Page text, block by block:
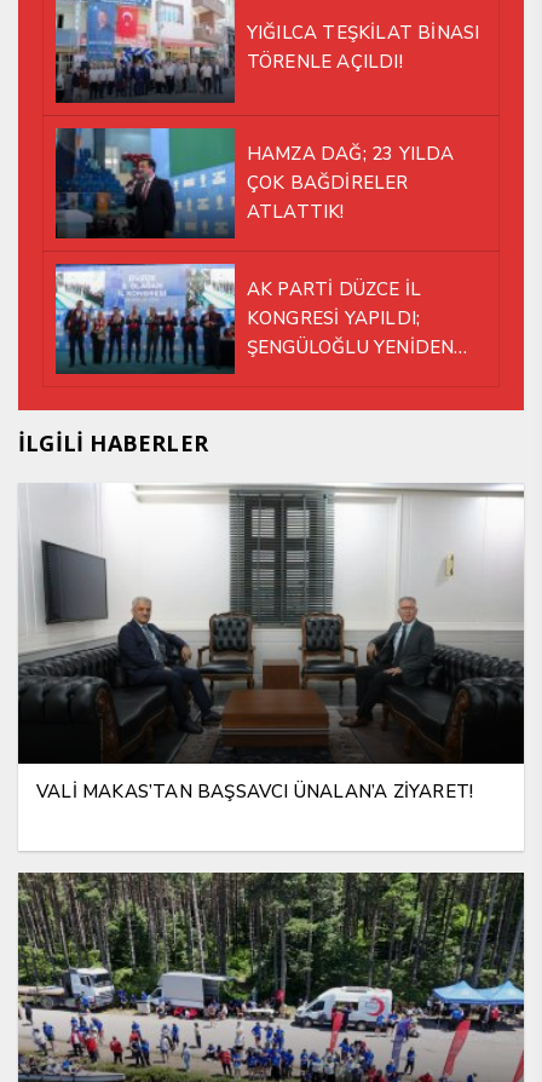
YIĞILCA TEŞKİLAT BİNASI
TÖRENLE AÇILDI!
HAMZA DAĞ; 23 YILDA
ÇOK BAĞDİRELER
ATLATTIK!
AK PARTİ DÜZCE İL
KONGRESİ YAPILDI;
ŞENGÜLOĞLU YENİDEN
İLGİLİ HABERLER
VALİ MAKAS’TAN BAŞSAVCI ÜNALAN’A ZİYARET!